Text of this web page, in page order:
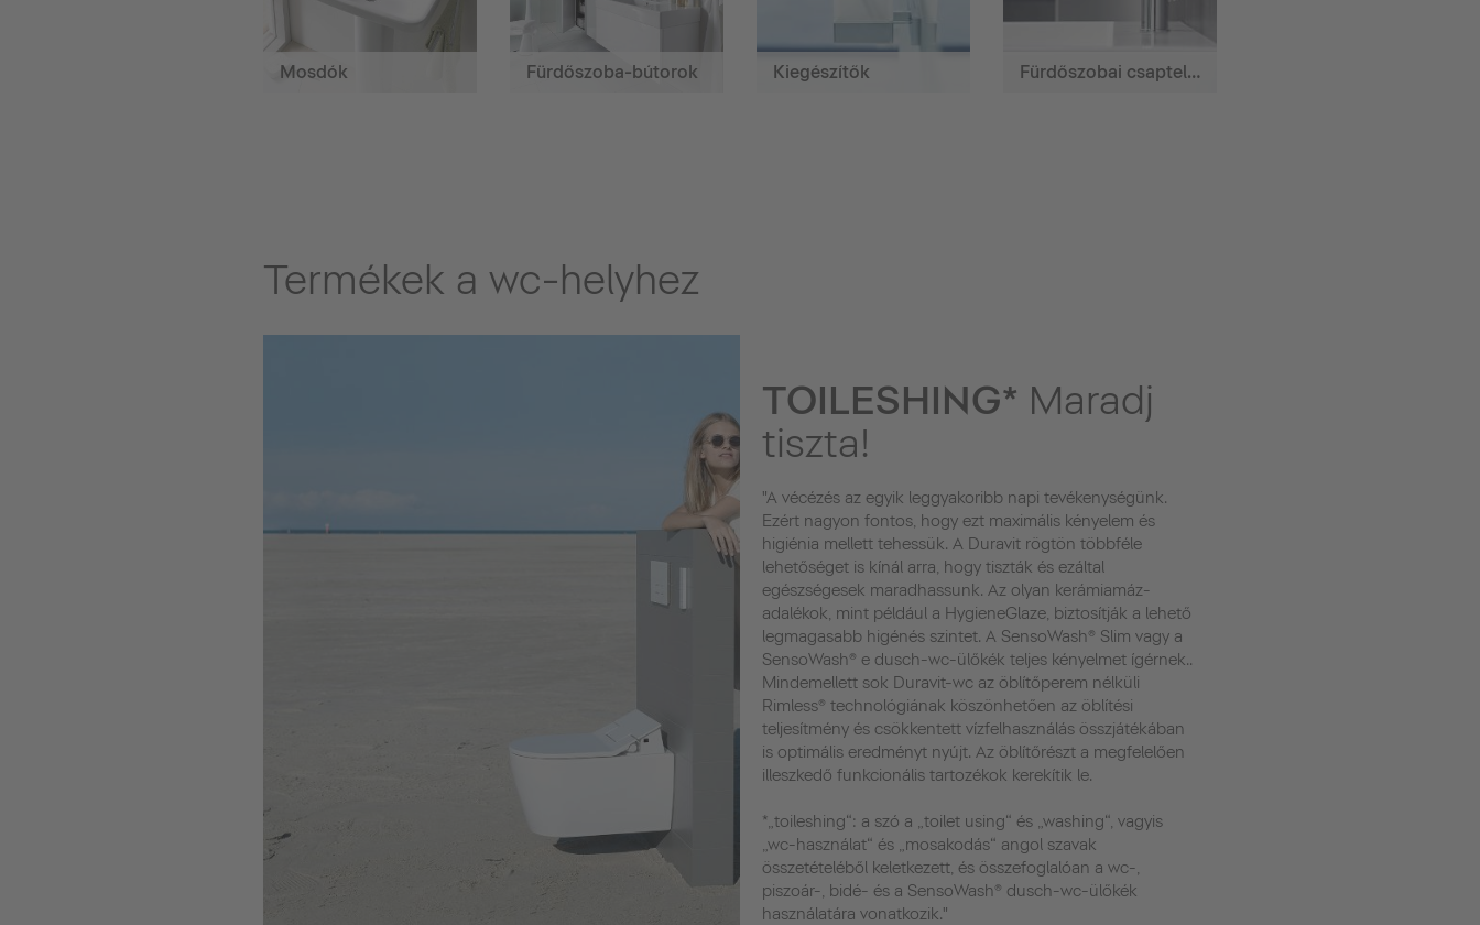
Mosdók Fürdőszoba-bútorok Kiegészítők Fürdőszobai csaptelepek
Termékek a wc-helyhez
TOILESHING* Maradj
tiszta!
"A vécézés az egyik leggyakoribb napi tevékenységünk.
Ezért nagyon fontos, hogy ezt maximális kényelem és
higiénia mellett tehessük. A Duravit rögtön többféle
lehetőséget is kínál arra, hogy tiszták és ezáltal
egészségesek maradhassunk. Az olyan kerámiamáz-
adalékok, mint például a HygieneGlaze, biztosítják a lehető
legmagasabb higénés szintet. A SensoWash® Slim vagy a
SensoWash® e dusch-wc-ülőkék teljes kényelmet ígérnek..
Mindemellett sok Duravit-wc az öblítőperem nélküli
Rimless® technológiának köszönhetően az öblítési
teljesítmény és csökkentett vízfelhasználás összjátékában
is optimális eredményt nyújt. Az öblítőrészt a megfelelően
illeszkedő funkcionális tartozékok kerekítik le.
*„toileshing“: a szó a „toilet using“ és „washing“, vagyis
„wc-használat“ és „mosakodás“ angol szavak
összetételéből keletkezett, és összefoglalóan a wc-,
piszoár-, bidé- és a SensoWash® dusch-wc-ülőkék
használatára vonatkozik."